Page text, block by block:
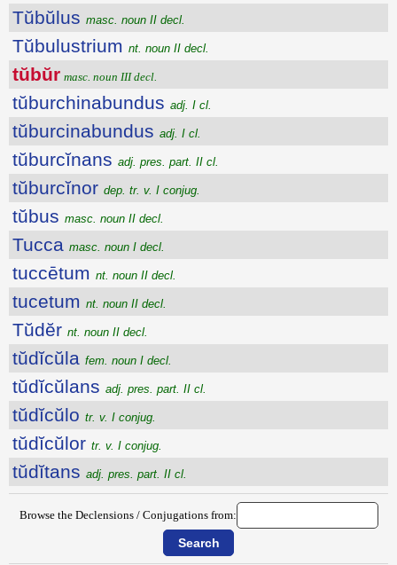
Tŭbŭlus masc. noun II decl.
Tŭbulustrium nt. noun II decl.
tŭbŭr masc. noun III decl.
tŭburchinabundus adj. I cl.
tŭburcinabundus adj. I cl.
tŭburcĭnans adj. pres. part. II cl.
tŭburcĭnor dep. tr. v. I conjug.
tŭbus masc. noun II decl.
Tucca masc. noun I decl.
tuccētum nt. noun II decl.
tucetum nt. noun II decl.
Tŭdĕr nt. noun II decl.
tŭdĭcŭla fem. noun I decl.
tŭdĭcŭlans adj. pres. part. II cl.
tŭdĭcŭlo tr. v. I conjug.
tŭdĭcŭlor tr. v. I conjug.
tŭdĭtans adj. pres. part. II cl.
Browse the Declensions / Conjugations from: